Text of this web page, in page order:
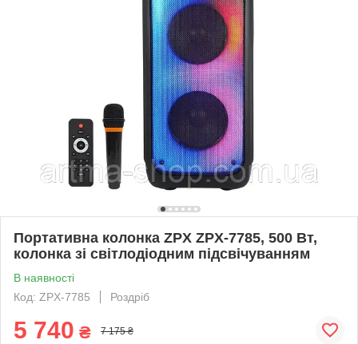
Портативна колонка ZPX ZPX-7785, 500 Вт,
колонка зі світлодіодним підсвічуванням
В наявності
Код: ZPX-7785
Роздріб
5 740 ₴ 7 175 ₴